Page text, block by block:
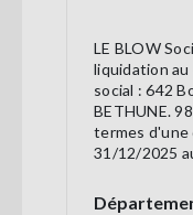
LE BLOW
liquidation au
social : 642
BETHUNE.
termes d'une
31/12/2025